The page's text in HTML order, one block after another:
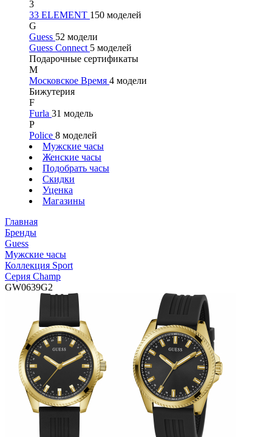
3
33 ELEMENT 150 моделей
G
Guess 52 модели
Guess Connect 5 моделей
Подарочные сертификаты
М
Московское Время 4 модели
Бижутерия
F
Furla 31 модель
P
Police 8 моделей
Мужские часы
Женские часы
Подобрать часы
Скидки
Уценка
Магазины
Главная
Бренды
Guess
Мужские часы
Коллекция Sport
Серия Champ
GW0639G2